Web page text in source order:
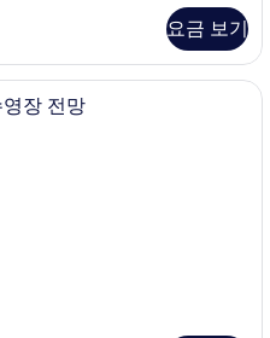
요금 보기
패밀리 빌라, 침실 3개, 수영장 전망
장 전망